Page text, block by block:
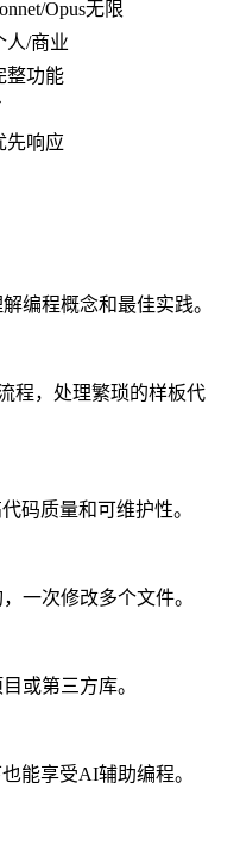
Opus无限
人/商业
整功能
先响应
编程概念和最佳实践。
程，处理繁琐的样板代
码质量和可维护性。
一次修改多个文件。
或第三方库。
能享受AI辅助编程。